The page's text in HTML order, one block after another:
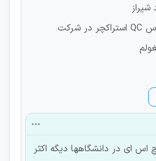
چند ماه هست که کارشناس QC استراکچر در شرکت
اس ای در دانشگاهها دیگه اکثر